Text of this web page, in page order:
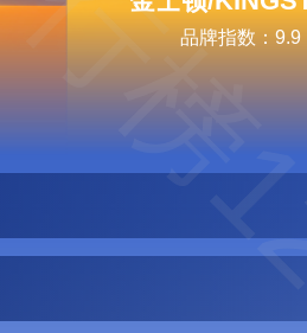
品牌指数：9.9